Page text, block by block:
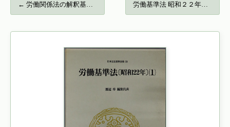
← 労働関係法の解釈基準… 労働基準法 昭和２２年（日本立法資料全集… →